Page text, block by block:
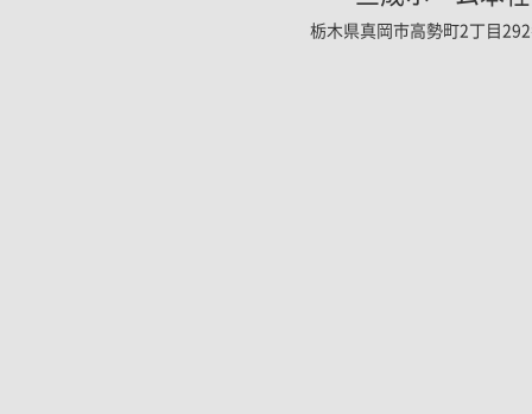
栃木県真岡市高勢町2丁目